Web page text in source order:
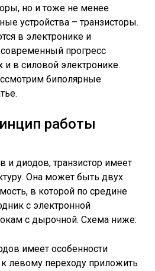
но и тоже не менее
устройства – транзисторы.
в электронике и
прогресс
и в силовой электронике.
биполярные
работы
и диодов, транзистор имеет
Она может быть двух
в которой по средине
с электронной
с дырочной. Схема ниже:
имеет особенности
левому переходу приложить